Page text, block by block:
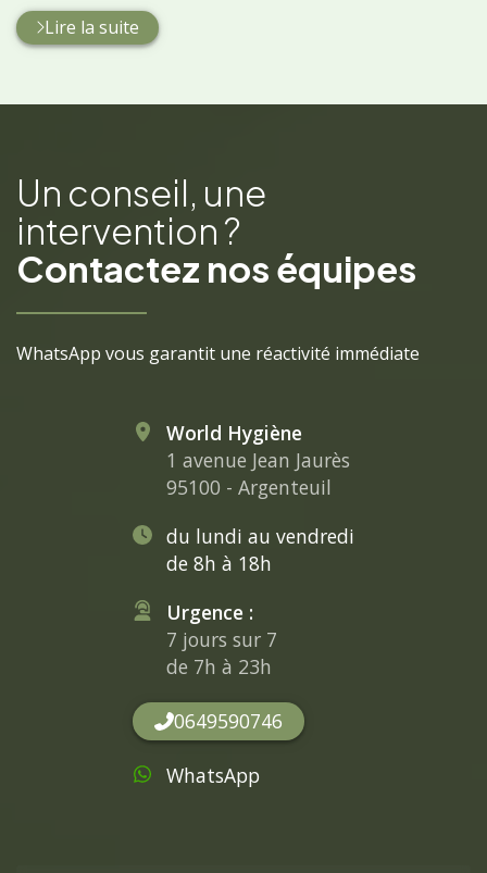
Lire la suite
Un conseil, une
intervention ?
Contactez nos équipes
WhatsApp vous garantit une réactivité immédiate
World Hygiène
1 avenue Jean Jaurès
95100 - Argenteuil
du lundi au vendredi
de 8h à 18h
Urgence :
7 jours sur 7
de 7h à 23h
0649590746
WhatsApp